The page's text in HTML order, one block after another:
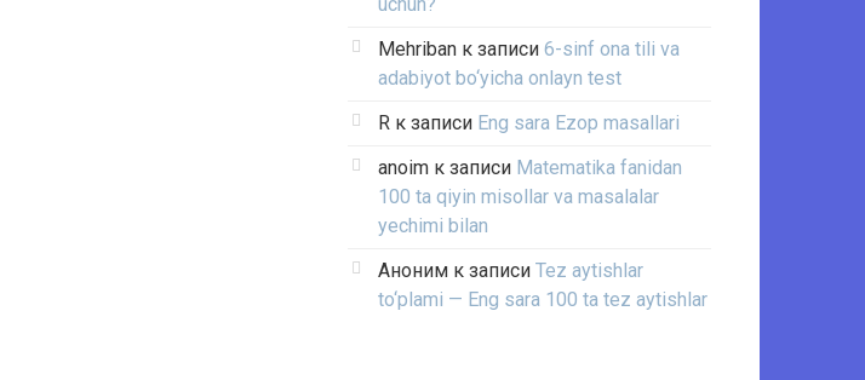
Mehriban к записи 6-sinf ona tili va
adabiyot bo‘yicha onlayn test
R к записи Eng sara Ezop masallari
anoim к записи Matematika fanidan
100 ta qiyin misollar va masalalar
yechimi bilan
Аноним к записи Tez aytishlar
to‘plami — Eng sara 100 ta tez aytishlar